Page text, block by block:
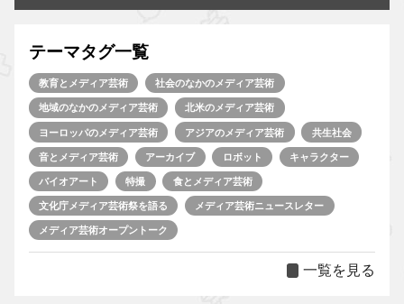
テーマタグ一覧
教育とメディア芸術 社会のなかのメディア芸術
地域のなかのメディア芸術 北米のメディア芸術
ヨーロッパのメディア芸術 アジアのメディア芸術 共生社会
音とメディア芸術 アーカイブ ロボット キャラクター
バイオアート 特撮 食とメディア芸術
文化庁メディア芸術祭を語る メディア芸術ニュースレター
メディア芸術オープントーク
一覧を見る